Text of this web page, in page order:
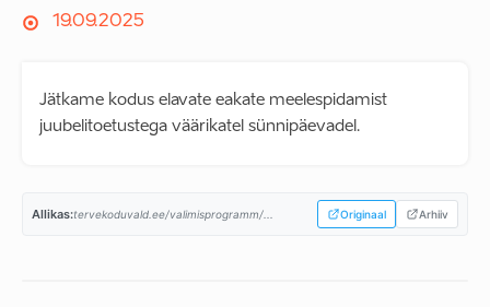
19.09.2025
Jätkame kodus elavate eakate meelespidamist
juubelitoetustega väärikatel sünnipäevadel.
Allikas:tervekoduvald.ee/valimisprogramm/... Originaal Arhiiv